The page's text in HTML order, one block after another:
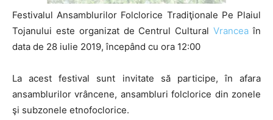
Festivalul Ansamblurilor Folclorice Tradiţionale Pe Plaiul
Tojanului este organizat de Centrul CulturalVrancea în
data de 28 iulie 2019, începând cu ora 12:00
La acest festival sunt invitate să participe, în afara
ansamblurilor vrâncene, ansambluri folclorice din zonele
şi subzonele etnofoclorice.